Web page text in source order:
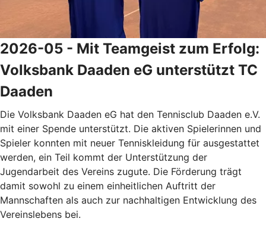
2026-05 - Mit Teamgeist zum Erfolg:
Volksbank Daaden eG unterstützt TC
Daaden
Die Volksbank Daaden eG hat den Tennisclub Daaden e.V.
mit einer Spende unterstützt. Die aktiven Spielerinnen und
Spieler konnten mit neuer Tenniskleidung für ausgestattet
werden, ein Teil kommt der Unterstützung der
Jugendarbeit des Vereins zugute. Die Förderung trägt
damit sowohl zu einem einheitlichen Auftritt der
Mannschaften als auch zur nachhaltigen Entwicklung des
Vereinslebens bei.